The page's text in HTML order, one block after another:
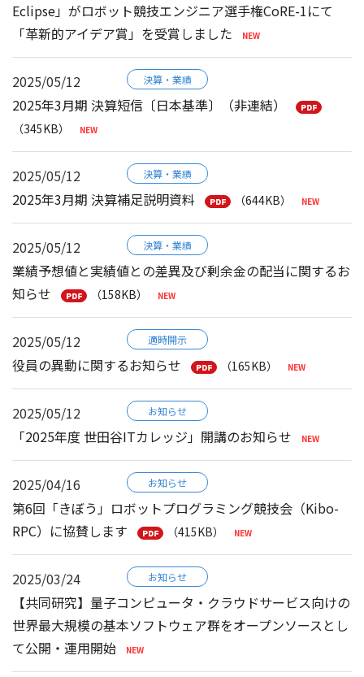
Eclipse」がロボット競技エンジニア選手権CoRE-1にて
「革新的アイデア賞」を受賞しました
2025/05/12 決算・業績
2025年3月期 決算短信〔日本基準〕（非連結）
（345KB）
2025/05/12 決算・業績
2025年3月期 決算補足説明資料 （644KB）
2025/05/12 決算・業績
業績予想値と実績値との差異及び剰余金の配当に関するお
知らせ
（158KB）
2025/05/12 適時開示
役員の異動に関するお知らせ （165KB）
2025/05/12 お知らせ
「2025年度 世田谷ITカレッジ」開講のお知らせ
2025/04/16 お知らせ
第6回「きぼう」ロボットプログラミング競技会（Kibo-
RPC）に協賛します
（415KB）
2025/03/24 お知らせ
【共同研究】量子コンピュータ・クラウドサービス向けの
世界最大規模の基本ソフトウェア群をオープンソースとし
て公開・運用開始